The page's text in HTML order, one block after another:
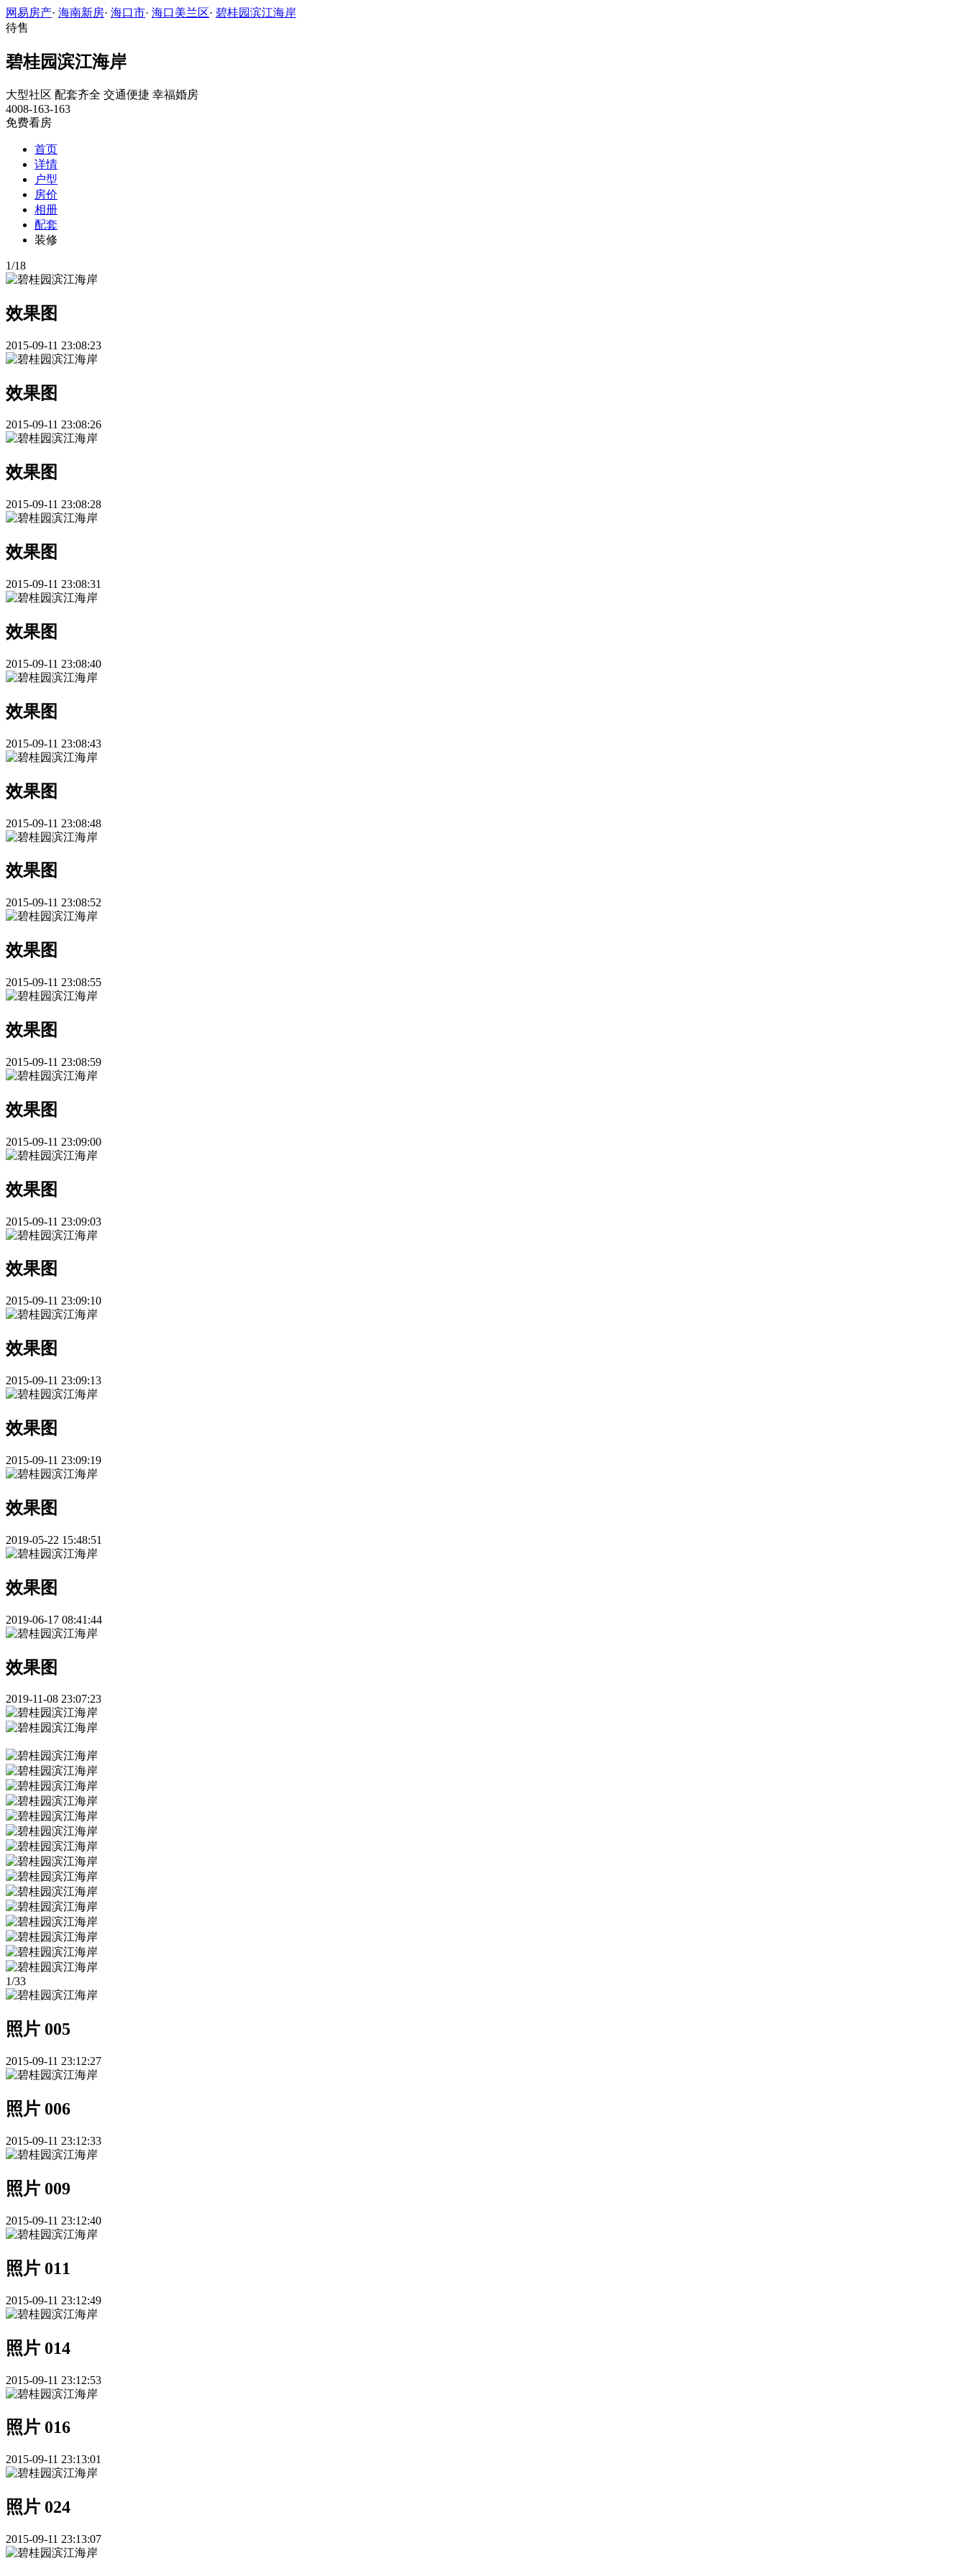
网易房产· 海南新房· 海口市· 海口美兰区· 碧桂园滨江海岸
待售
碧桂园滨江海岸
大型社区 配套齐全 交通便捷 幸福婚房
4008-163-163
免费看房
首页
详情
户型
房价
相册
配套
装修
1/18
效果图
2015-09-11 23:08:23
效果图
2015-09-11 23:08:26
效果图
2015-09-11 23:08:28
效果图
2015-09-11 23:08:31
效果图
2015-09-11 23:08:40
效果图
2015-09-11 23:08:43
效果图
2015-09-11 23:08:48
效果图
2015-09-11 23:08:52
效果图
2015-09-11 23:08:55
效果图
2015-09-11 23:08:59
效果图
2015-09-11 23:09:00
效果图
2015-09-11 23:09:03
效果图
2015-09-11 23:09:10
效果图
2015-09-11 23:09:13
效果图
2015-09-11 23:09:19
效果图
2019-05-22 15:48:51
效果图
2019-06-17 08:41:44
效果图
2019-11-08 23:07:23
1/33
照片 005
2015-09-11 23:12:27
照片 006
2015-09-11 23:12:33
照片 009
2015-09-11 23:12:40
照片 011
2015-09-11 23:12:49
照片 014
2015-09-11 23:12:53
照片 016
2015-09-11 23:13:01
照片 024
2015-09-11 23:13:07